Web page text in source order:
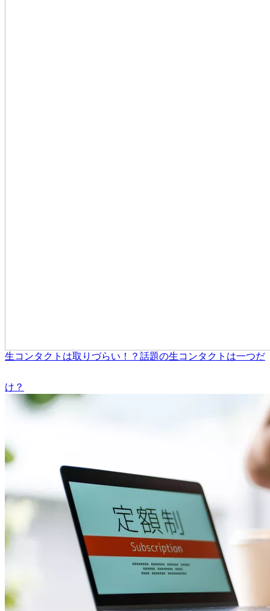
生コンタクトは取りづらい！？話題の生コンタクトは一つだ
け？